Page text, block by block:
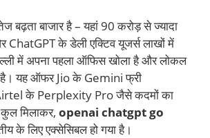
बढ़ता बाजार है – यहां 90 करोड़ से ज्यादा
ChatGPT के डेली एक्टिव यूजर्स लाखों में
में अपना पहला ऑफिस खोला है और लोकल
है। यह ऑफर Jio के Gemini फ्री
के Perplexity Pro जैसे कदमों का
मिलाकर, openai chatgpt go
के लिए एक्सेसिबल हो गया है।